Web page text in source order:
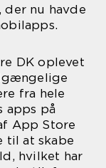
nu havde
DK oplevet
fra hele
apps på
App Store
til at skabe
hvilket har